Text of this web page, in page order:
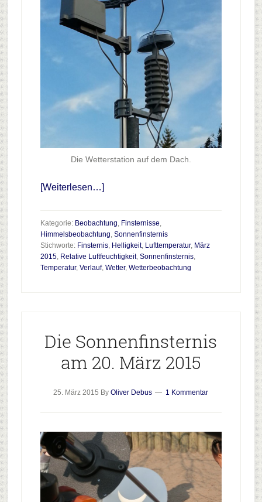
Die Wetterstation auf dem Dach.
[Weiterlesen…]Infos
Wetterbeobachtung
zur
Sonnenfinsternis
Kategorie: Beobachtung Finsternisse
Himmelsbeobachtung Sonnenfinsternis
Stichworte: Finsternis, Helligkeit, Lufttemperatur, März
2015, Relative Luftfeuchtigkeit, Sonnenfinsternis,
Temperatur, Verlauf, Wetter, Wetterbeobachtung
Die Sonnenfinsternis
am 20. März 2015
25. März 2015 ByOliver Debus 1 Kommentar